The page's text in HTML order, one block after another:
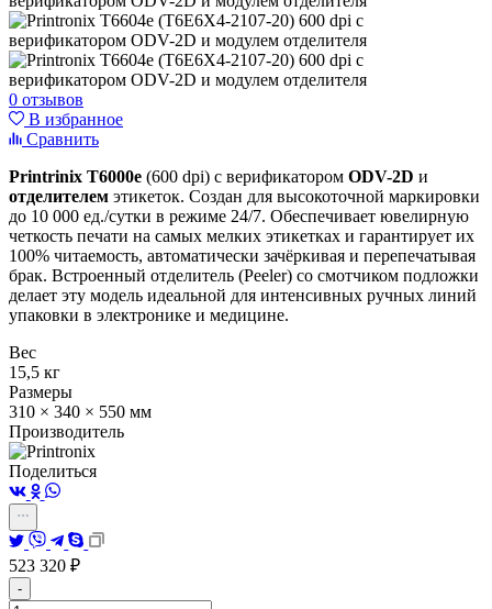
0 отзывов
В избранное
Сравнить
Printrinix T6000e (600 dpi) с верификатором ODV-2D и
отделителем этикеток. Создан для высокоточной маркировки
до 10 000 ед./сутки в режиме 24/7. Обеспечивает ювелирную
четкость печати на самых мелких этикетках и гарантирует их
100% читаемость, автоматически зачёркивая и перепечатывая
брак. Встроенный отделитель (Peeler) со смотчиком подложки
делает эту модель идеальной для интенсивных ручных линий
упаковки в электронике и медицине.
Вес
15,5 кг
Размеры
310 × 340 × 550 мм
Производитель
Поделиться
523 320 ₽
-